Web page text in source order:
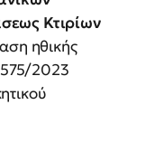
Κτιρίων
ηθικής
2023